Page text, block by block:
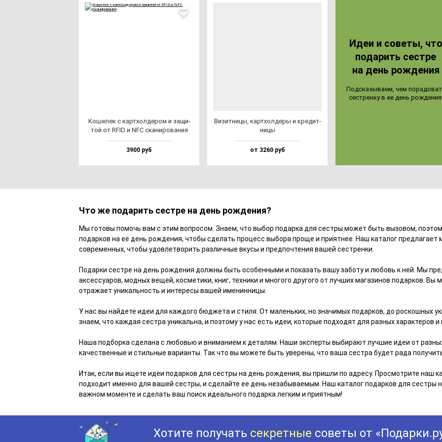
Коше­лек с кар­тхол­де­ром и за­щи­
той от RFID и NFC ска­ни­ро­ва­ния
3900 руб
Визит­ни­цы, кар­тхол­де­ры и кре­дит­
ни­цы
от 3260 руб
Идеи и со­ве­ты, что
по­да­рить сес­тре
на день рож­де­ния
Под­ска­зы­ва­ем, чем
сес­трен­ку в ее день
Что же подарить сестре на день рождения?
Мы готовы помочь вам с этим вопросом. Знаем, что выбор подарка для сестры может быть вызовом,
подарков на её день рождения, чтобы сделать процесс выбора проще и приятнее. Наш каталог предлагает
современных, чтобы удовлетворить различные вкусы и предпочтения вашей сестренки.
Подарки сестре на день рождения должны быть особенными и показать вашу заботу и любовь к ней. Мы
аксессуаров, модных вещей, косметики, книг, техники и многого другого от лучших магазинов подарков.
отражает уникальность и интересы вашей именинницы.
У нас вы найдете идеи для каждого бюджета и стиля. От маленьких, но значимых подарков, до роскошных
знаем, что каждая сестра уникальна, и поэтому у нас есть идеи, которые подходят для разных характеров и
Наша подборка сделана с любовью и вниманием к деталям. Наши эксперты выбирают лучшие идеи от
качественные и стильные варианты. Так что вы можете быть уверены, что ваша сестра будет рада
Итак, если вы ищете идеи подарков для сестры на день рождения, вы пришли по адресу. Просмотрите наш
подходит именно для вашей сестры, и сделайте ее день незабываемым. Наш каталог подарков для сестры
важном моменте и сделать ваш поиск идеального подарка легким и приятным!
Хотите получать секретные советы от